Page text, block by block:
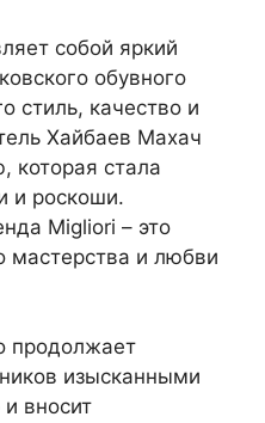
собой яркий
обувного
стиль, качество и
Хайбаев Махач
которая стала
и роскоши.
Migliori – это
мастерства и любви
продолжает
изысканными
вносит